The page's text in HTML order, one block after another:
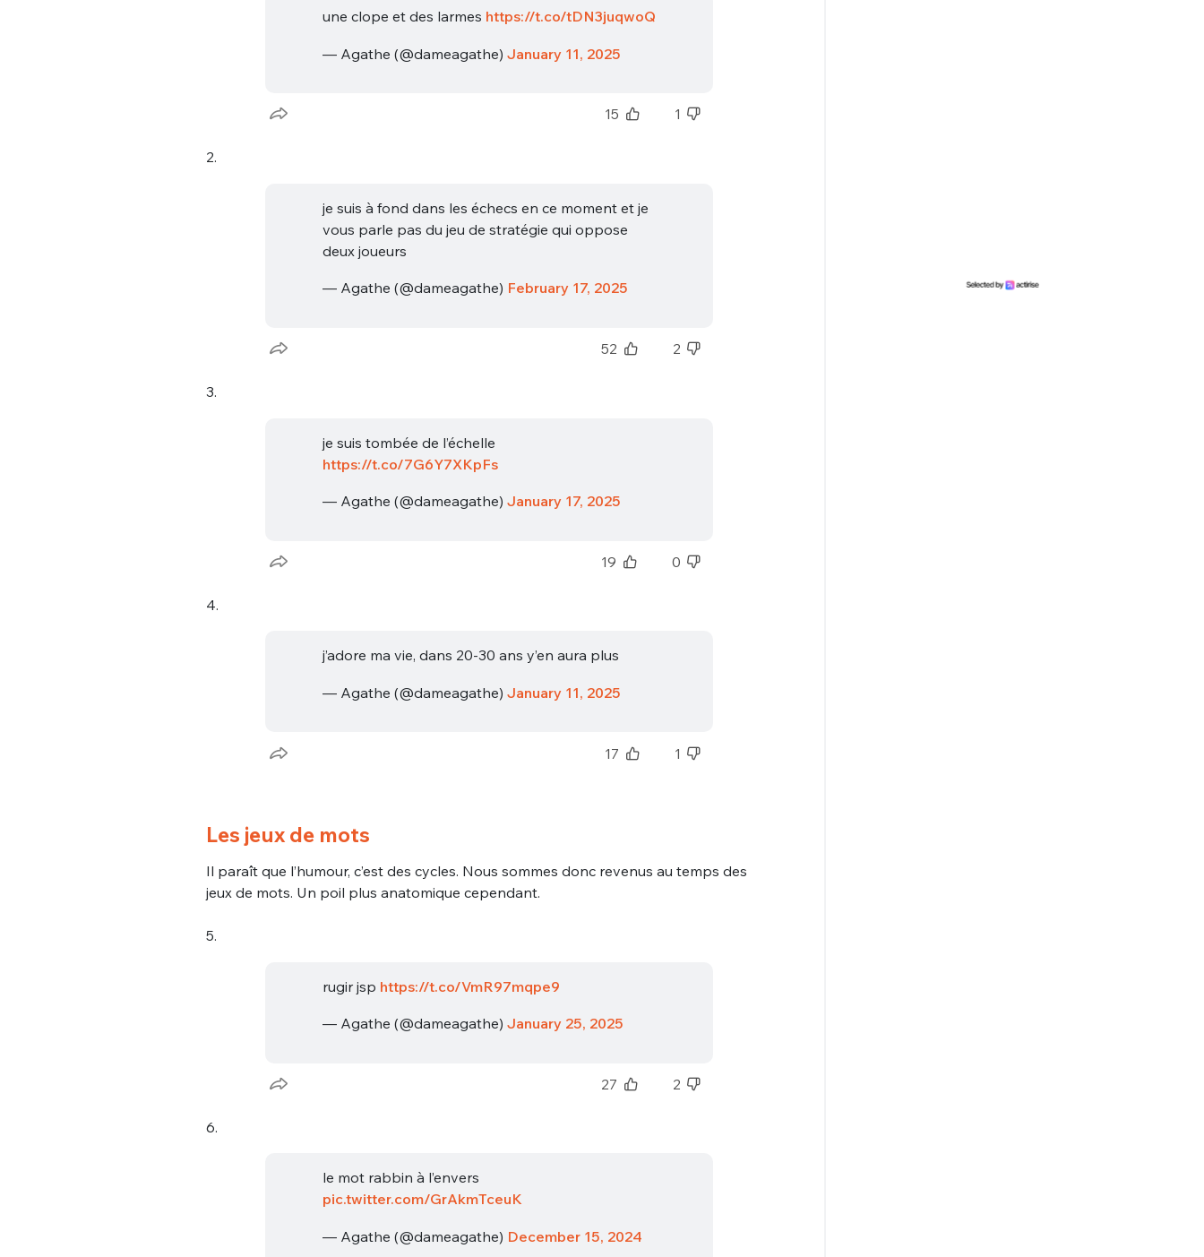
une clope et des larmes https://t.co/tDN3juqwoQ
— Agathe (@dameagathe) January 11, 2025
15 1
2.
je suis à fond dans les échecs en ce moment et je
vous parle pas du jeu de stratégie qui oppose
deux joueurs
— Agathe (@dameagathe) February 17, 2025
52 2
3.
je suis tombée de l’échelle
https://t.co/7G6Y7XKpFs
— Agathe (@dameagathe) January 17, 2025
19 0
4.
j’adore ma vie, dans 20-30 ans y’en aura plus
— Agathe (@dameagathe) January 11, 2025
17 1
Les jeux de mots
Il paraît que l’humour, c’est des cycles. Nous sommes donc revenus au temps des
jeux de mots. Un poil plus anatomique cependant.
5.
rugir jsp https://t.co/VmR97mqpe9
— Agathe (@dameagathe) January 25, 2025
27 2
6.
le mot rabbin à l’envers
pic.twitter.com/GrAkmTceuK
— Agathe (@dameagathe) December 15, 2024
Bienvenue !
EMAIL*
JE M'INSCRIS
Quelques
tweets
Ma propre
sélection